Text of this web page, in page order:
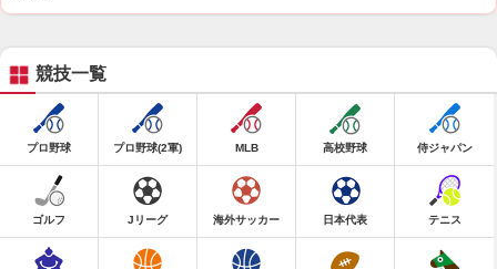
競技一覧
プロ野球 プロ野球(2軍) MLB 高校野球 侍ジャパン
ゴルフ Jリーグ 海外サッカー 日本代表 テニス